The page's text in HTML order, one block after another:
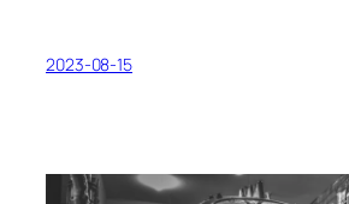
2023-08-15